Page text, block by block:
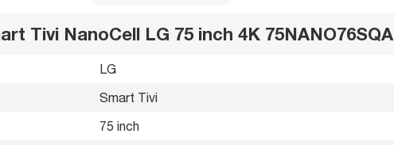
Tivi NanoCell LG 75 inch 4K 75NANO76SQA
LG
Smart Tivi
75 inch